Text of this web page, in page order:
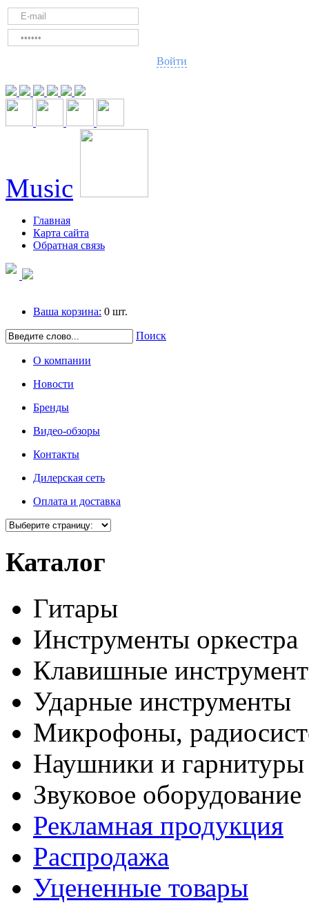
Войти
Music
Главная
Карта сайта
Обратная связь
Ваша корзина: 0 шт.
Поиск
О компании
Новости
Бренды
Видео-обзоры
Контакты
Дилерская сеть
Оплата и доставка
Каталог
Гитары
Инструменты оркестра
Клавишные
Ударные инструменты
Микрофоны,
Наушники и гарнитуры
Звуковое оборудование
Рекламная продукция
Распродажа
Уцененные товары